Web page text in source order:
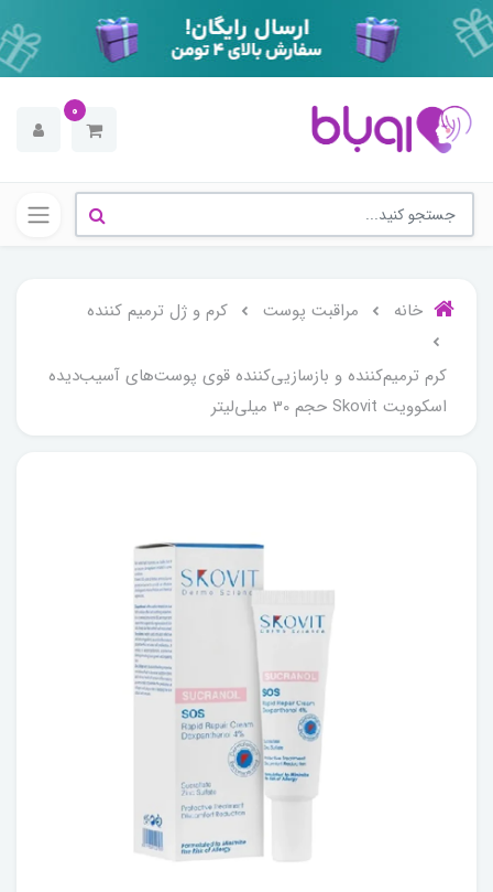
0
خانه مراقبت پوست کرم و ژل ترمیم کننده
کرم ترمیم‌کننده و بازسازیی‌کننده قوی پوست‌های آسیب‌دیده
اسکوویت Skovit حجم 30 میلی‌لیتر